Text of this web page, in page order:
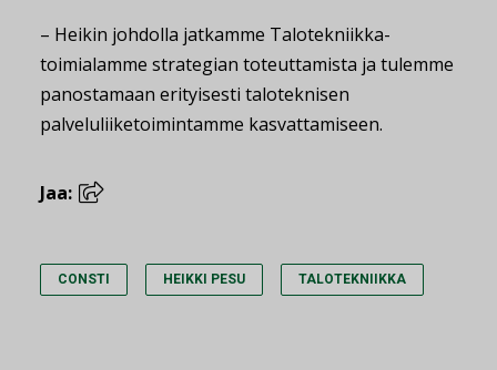
– Heikin johdolla jatkamme Talotekniikka-
toimialamme strategian toteuttamista ja tulemme
panostamaan erityisesti taloteknisen
palveluliiketoimintamme kasvattamiseen.
Jaa:
CONSTI HEIKKI PESU TALOTEKNIIKKA